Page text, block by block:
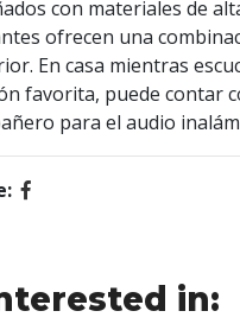
con materiales de
ofrecen una
En casa mientras
favorita, puede contar
para el audio
in: